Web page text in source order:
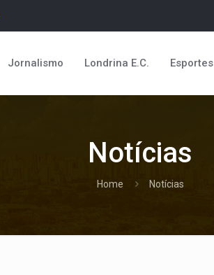
Jornalismo Londrina E.C. Esportes
Notícias
Home Notícias